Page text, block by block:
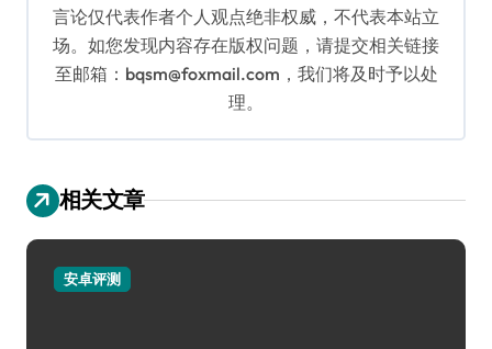
言论仅代表作者个人观点绝非权威，不代表本站立
场。如您发现内容存在版权问题，请提交相关链接
至邮箱：bqsm@foxmail.com，我们将及时予以处
理。
相关文章
安卓评测